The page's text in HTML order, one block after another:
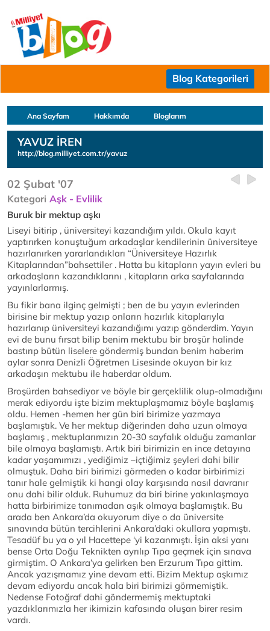
Blog Kategorileri
Ana Sayfam Hakkımda Bloglarım
YAVUZ İREN
http://blog.milliyet.com.tr/yavuz
02 Şubat '07
Kategori Aşk - Evlilik
Buruk bir mektup aşkı
Liseyi bitirip , üniversiteyi kazandığım yıldı. Okula kayıt
yaptırırken konuştuğum arkadaşlar kendilerinin üniversiteye
hazırlanırken yararlandıkları “Üniversiteye Hazırlık
Kitaplarından”bahsettiler . Hatta bu kitapların yayın evleri bu
arkadaşların kazandıklarını , kitapların arka sayfalarında
yayınlarlarmış.
Bu fikir bana ilginç gelmişti ; ben de bu yayın evlerinden
birisine bir mektup yazıp onların hazırlık kitaplarıyla
hazırlanıp üniversiteyi kazandığımı yazıp gönderdim. Yayın
evi de bunu fırsat bilip benim mektubu bir broşür halinde
bastırıp bütün liselere göndermiş bundan benim haberim
aylar sonra Denizli Öğretmen Lisesinde okuyan bir kız
arkadaşın mektubu ile haberdar oldum.
Broşürden bahsediyor ve böyle bir gerçeklilik olup-olmadığını
merak ediyordu işte bizim mektuplaşmamız böyle başlamış
oldu. Hemen -hemen her gün biri birimize yazmaya
başlamıştık. Ve her mektup diğerinden daha uzun olmaya
başlamış , mektuplarımızın 20-30 sayfalık olduğu zamanlar
bile olmaya başlamıştı. Artık biri birimizin en ince detayına
kadar yaşamımızı , yediğimiz –içtiğimiz şeyleri dahi bilir
olmuştuk. Daha biri birimizi görmeden o kadar birbirimizi
tanır hale gelmiştik ki hangi olay karşısında nasıl davranır
onu dahi bilir olduk. Ruhumuz da biri birine yakınlaşmaya
hatta birbirimize tanımadan aşık olmaya başlamıştık. Bu
arada ben Ankara’da okuyorum diye o da üniversite
sınavında bütün tercihlerini Ankara’daki okullara yapmıştı.
Tesadüf bu ya o yıl Hacettepe ‘yi kazanmıştı. İşin aksi yanı
bense Orta Doğu Teknikten ayrılıp Tıpa geçmek için sınava
girmiştim. O Ankara’ya gelirken ben Erzurum Tıpa gittim.
Ancak yazışmamız yine devam etti. Bizim Mektup aşkımız
devam ediyordu ancak hala biri birimizi görmemiştik.
Nedense Fotoğraf dahi göndermemiş mektuptaki
yazdıklarımızla her ikimizin kafasında oluşan birer resim
vardı.